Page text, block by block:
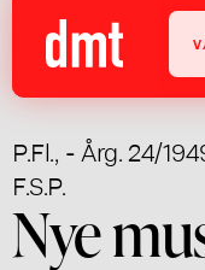
P.Fl.,
F.S.P.
- Årg. 24/
Nye